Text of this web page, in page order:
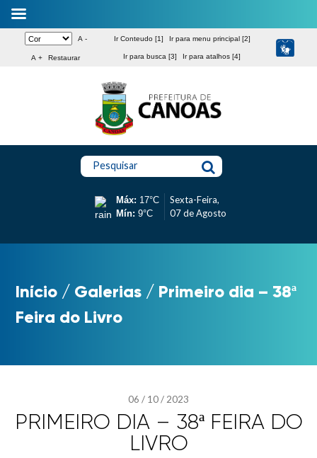
A -
A + Restaurar
Ir Conteudo [1] Ir para menu principal [2]
Ir para busca [3] Ir para atalhos [4]
Pesquisar
Máx: 17°C
Mín: 9°C
Sexta-Feira,
07 de Agosto
Início / Galerias / Primeiro dia – 38ª
Feira do Livro
06 / 10/2023
PRIMEIRO DIA – 38ª FEIRA DO
LIVRO